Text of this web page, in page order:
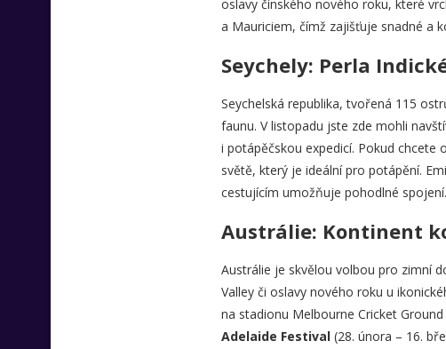
oslavy čínského nového roku, které
a Mauriciem, čímž zajišťuje snadné a
Seychely: Perla
Seychelská republika, tvořená 115
faunu. V listopadu jste zde mohli
i potápěčskou expedicí. Pokud
světě, který je ideální pro potápění.
cestujícím umožňuje pohodlné spojení.
Austrálie: Kontinent
Austrálie je skvělou volbou pro zimní
Valley či oslavy nového roku u
na stadionu Melbourne Cricket
Adelaide Festival(28. února – 16.